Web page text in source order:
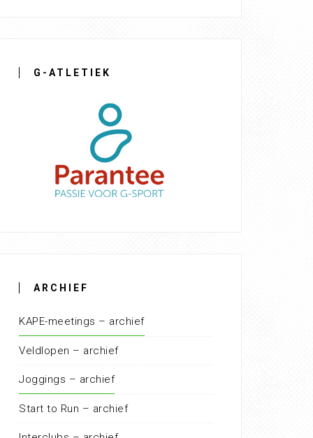
G-ATLETIEK
ARCHIEF
KAPE-meetings – archief
Veldlopen – archief
Joggings – archief
Start to Run – archief